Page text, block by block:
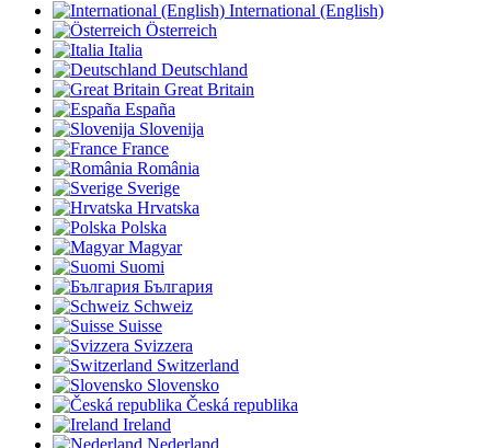
International (English)
Österreich
Italia
Deutschland
Great Britain
España
Slovenija
France
România
Sverige
Hrvatska
Polska
Magyar
Suomi
България
Schweiz
Suisse
Svizzera
Switzerland
Slovensko
Česká republika
Ireland